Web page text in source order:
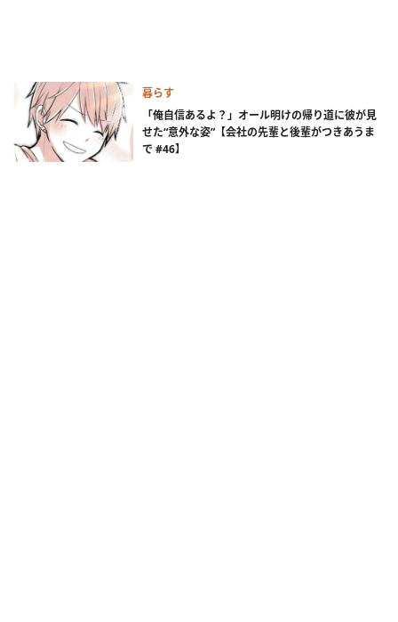
暮らす
「俺自信あるよ？」オール明けの帰り道に彼が見
せた“意外な姿”【会社の先輩と後輩がつきあうま
で #46】